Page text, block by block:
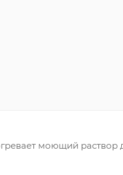
моющий раствор